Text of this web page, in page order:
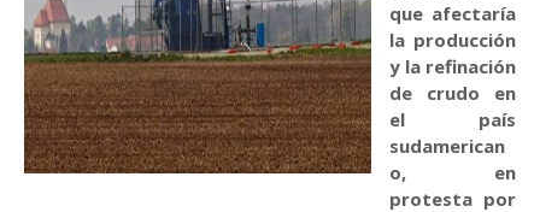
que afectaría
la producción
y la refinación
de crudo en
el país
sudamerican
o, en
protesta por